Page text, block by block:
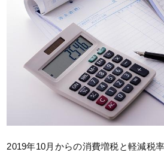
2019年10月からの消費増税と軽減税